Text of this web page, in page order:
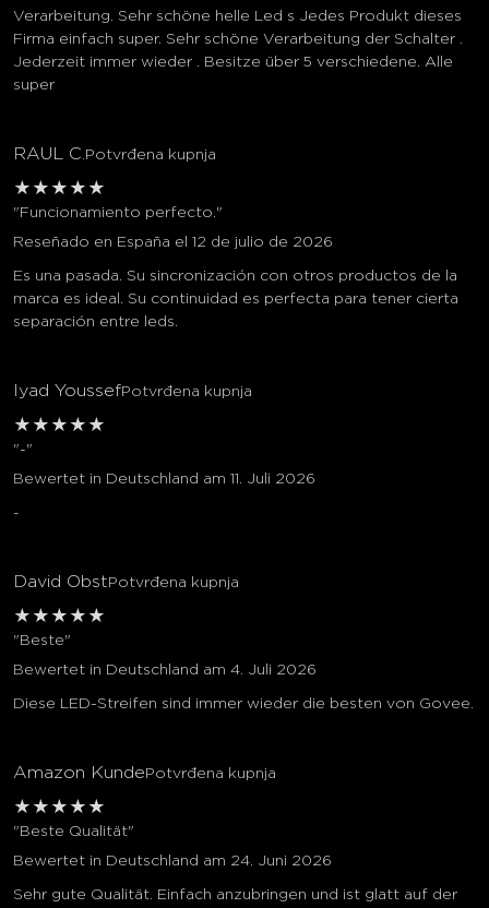
Verarbeitung. Sehr schöne helle Led s Jedes Produkt dieses
Firma einfach super. Sehr schöne Verarbeitung der Schalter .
Jederzeit immer wieder . Besitze über 5 verschiedene. Alle
super
RAUL C. Potvrđena kupnja
★ ★ ★ ★ ★
"Funcionamiento perfecto."
Reseñado en España el 12 de julio de 2026
Es una pasada. Su sincronización con otros productos de la
marca es ideal. Su continuidad es perfecta para tener cierta
separación entre leds.
Iyad YoussefPotvrđena kupnja
★ ★ ★ ★ ★
"-"
Bewertet in Deutschland am 11. Juli 2026
-
David Obst Potvrđena kupnja
★ ★ ★ ★ ★
"Beste"
Bewertet in Deutschland am 4. Juli 2026
Diese LED-Streifen sind immer wieder die besten von Govee.
Amazon Kunde Potvrđena kupnja
★ ★ ★ ★ ★
"Beste Qualität"
Bewertet in Deutschland am 24. Juni 2026
Sehr gute Qualität. Einfach anzubringen und ist glatt auf der